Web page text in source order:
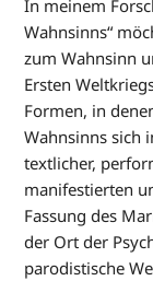
In meinem
Wahnsinns“
zum Wahnsinn
Ersten
Formen, in
Wahnsinns sich
textlicher,
manifestierten
Fassung des
der Ort der
parodistische